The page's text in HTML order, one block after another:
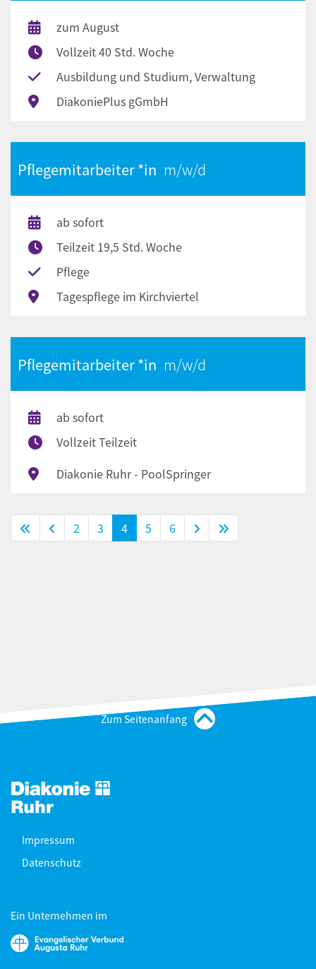
zum August
Vollzeit 40 Std. Woche
Ausbildung und Studium, Verwaltung
DiakoniePlus gGmbH
Pflegemitarbeiter *in
ab sofort
Teilzeit 19,5 Std. Woche
Pflege
Tagespflege im Kirchviertel
Pflegemitarbeiter *in
ab sofort
Vollzeit Teilzeit
Diakonie Ruhr - PoolSpringer
2 3 4(Standort)
5 6
Zum Seitenanfang
Impressum
Datenschutz
Ein Unternehmen im